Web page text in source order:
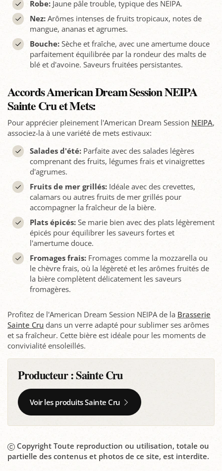
Robe:Jaune pâle trouble, typique des NEIPA.
Nez:Arômes intenses de fruits tropicaux, notes de
mangue, ananas et agrumes.
Bouche:Sèche et fraîche, avec une amertume douce
parfaitement équilibrée par la rondeur des malts de
blé et d'avoine. Saveurs fruitées persistantes.
Accords American Dream Session NEIPA
Sainte Cru et Mets:
Pour apprécier pleinement l'American Dream Session NEIPA,
associez-la à une variété de mets estivaux:
Salades d'été:Parfaite avec des salades légères
comprenant des fruits, légumes frais et vinaigrettes
d'agrumes.
Fruits de mer grillés:Idéale avec des crevettes,
calamars ou autres fruits de mer grillés pour
accompagner la fraîcheur de la bière.
Plats épicés:Se marie bien avec des plats légèrement
épicés pour équilibrer les saveurs fortes et
l'amertume douce.
Fromages frais:Fromages comme la mozzarella ou
le chèvre frais, où la légèreté et les arômes fruités de
la bière complètent délicatement les saveurs
fromagères.
Profitez de l'American Dream Session NEIPA de la Brasserie
Sainte Cru dans un verre adapté pour sublimer ses arômes
et sa fraîcheur. Cette bière est idéale pour les moments de
convivialité ensoleillés.
Producteur :Sainte Cru
Voir les produits Sainte Cru
Copyright Toute reproduction ou utilisation, totale ou
partielle des contenus et photos de ce site, est interdite.